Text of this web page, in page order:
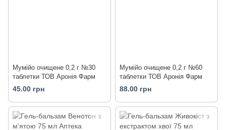
Мумійо очищене 0,2 г №30
таблетки ТОВ Аронія Фарм
45.00 грн
Мумійо очищене 0,2 г №60
таблетки ТОВ Аронія Фарм
88.00 грн